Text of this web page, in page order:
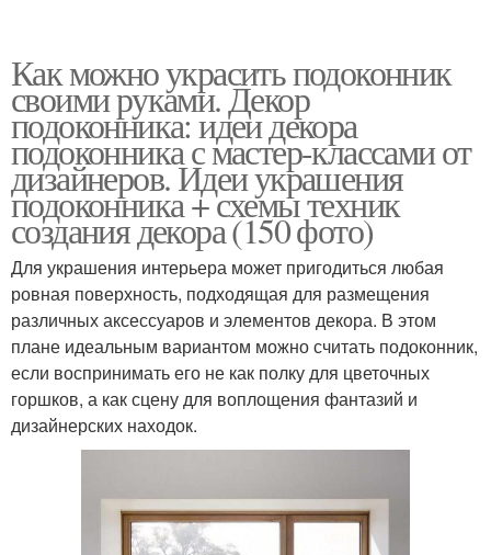
Как можно украсить подоконник
своими руками. Декор
подоконника: идеи декора
подоконника с мастер-классами от
дизайнеров. Идеи украшения
подоконника + схемы техник
создания декора (150 фото)
Для украшения интерьера может пригодиться любая
ровная поверхность, подходящая для размещения
различных аксессуаров и элементов декора. В этом
плане идеальным вариантом можно считать подоконник,
если воспринимать его не как полку для цветочных
горшков, а как сцену для воплощения фантазий и
дизайнерских находок.